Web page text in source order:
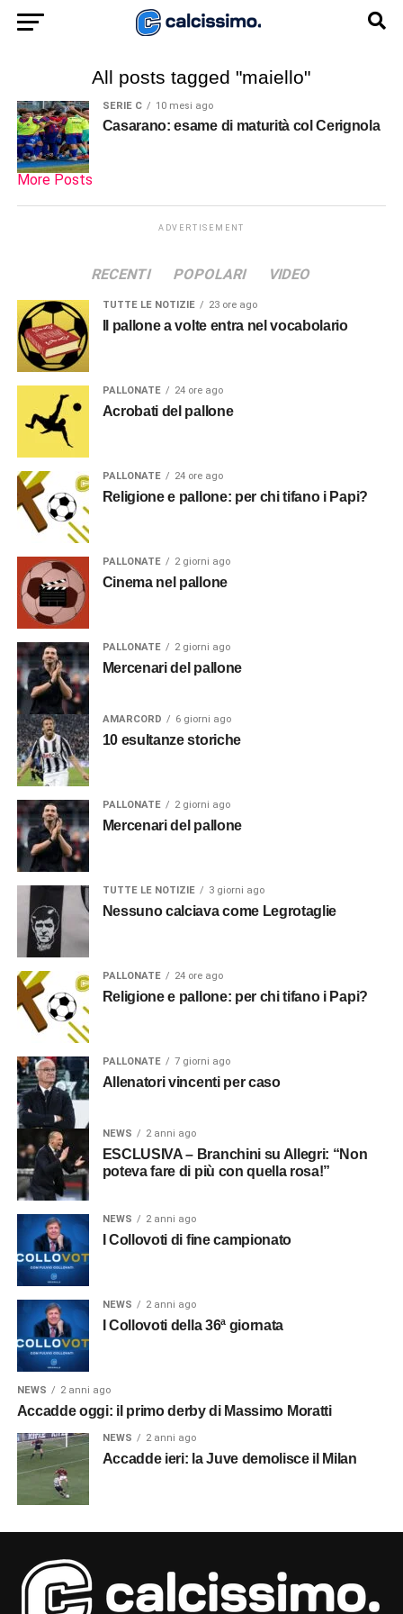
All posts tagged "maiello"
SERIE C 10 mesi ago
Casarano: esame di maturità col Cerignola
More Posts
ADVERTISEMENT
RECENTI POPOLARI VIDEO
TUTTE LE NOTIZIE 23 ore ago
Il pallone a volte entra nel vocabolario
PALLONATE 24 ore ago
Acrobati del pallone
PALLONATE 24 ore ago
Religione e pallone: per chi tifano i Papi?
PALLONATE 2 giorni ago
Cinema nel pallone
PALLONATE 2 giorni ago
Mercenari del pallone
AMARCORD 6 giorni ago
10 esultanze storiche
PALLONATE 2 giorni ago
Mercenari del pallone
TUTTE LE NOTIZIE 3 giorni ago
Nessuno calciava come Legrotaglie
PALLONATE 24 ore ago
Religione e pallone: per chi tifano i Papi?
PALLONATE 7 giorni ago
Allenatori vincenti per caso
NEWS 2 anni ago
ESCLUSIVA – Branchini su Allegri: “Non
poteva fare di più con quella rosa!”
NEWS 2 anni ago
I Collovoti di fine campionato
NEWS 2 anni ago
I Collovoti della 36ª giornata
NEWS 2 anni ago
Accadde oggi: il primo derby di Massimo Moratti
NEWS 2 anni ago
Accadde ieri: la Juve demolisce il Milan